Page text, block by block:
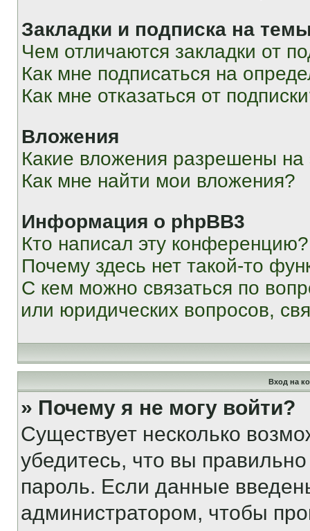
Закладки и подписка на
Чем отличаются закладки от
Как мне подписаться на
Как мне отказаться от
Вложения
Какие вложения разрешены
Как мне найти мои вложения?
Информация о phpBB3
Кто написал эту конференцию?
Почему здесь нет такой-то
С кем можно связаться по
или юридических вопросов,
Вход на
» Почему я не могу войти?
Существует несколько
убедитесь, что вы
пароль. Если данные
администратором, чтобы